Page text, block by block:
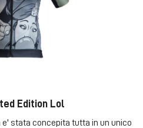
Edition Lol
stata concepita tutta in un unico